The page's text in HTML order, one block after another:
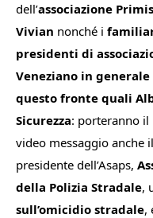
dell’associazione
Vivian nonché i
presidenti di
Veneziano in
questo fronte quali
Sicurezza: porteranno
video messaggio anche
presidente dell’Asaps,
della Polizia Stradale,
sull’omicidio stradale,